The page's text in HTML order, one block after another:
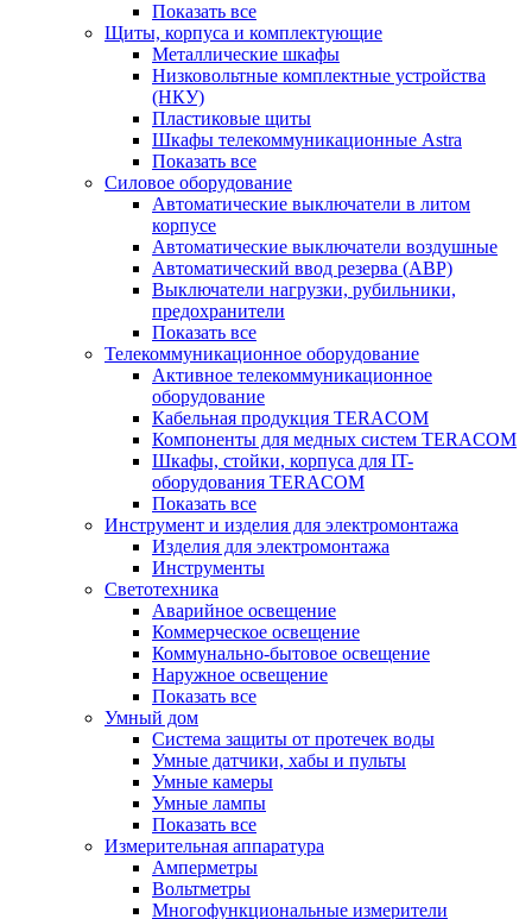
Показать все
Щиты, корпуса и комплектующие
Металлические шкафы
Низковольтные комплектные устройства
(НКУ)
Пластиковые щиты
Шкафы телекоммуникационные Astra
Показать все
Силовое оборудование
Автоматические выключатели в литом
корпусе
Автоматические выключатели воздушные
Автоматический ввод резерва (АВР)
Выключатели нагрузки, рубильники,
предохранители
Показать все
Телекоммуникационное оборудование
Активное телекоммуникационное
оборудование
Кабельная продукция TERACOM
Компоненты для медных систем TERACOM
Шкафы, стойки, корпуса для IT-
оборудования TERACOM
Показать все
Инструмент и изделия для электромонтажа
Изделия для электромонтажа
Инструменты
Светотехника
Аварийное освещение
Коммерческое освещение
Коммунально-бытовое освещение
Наружное освещение
Показать все
Умный дом
Система защиты от протечек воды
Умные датчики, хабы и пульты
Умные камеры
Умные лампы
Показать все
Измерительная аппаратура
Амперметры
Вольтметры
Многофункциональные измерители